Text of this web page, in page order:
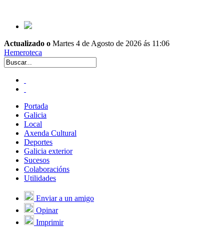
Actualizado o Martes 4 de Agosto de 2026 ás 11:06
Hemeroteca
Portada
Galicia
Local
Axenda Cultural
Deportes
Galicia exterior
Sucesos
Colaboracións
Utilidades
Enviar a un amigo
Opinar
Imprimir